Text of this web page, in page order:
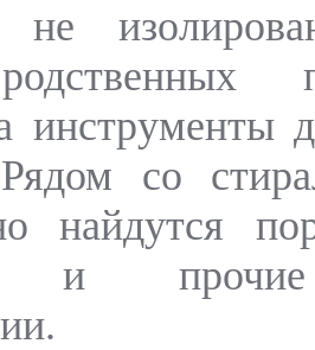
не
инструменты
со
найдутся
и прочие